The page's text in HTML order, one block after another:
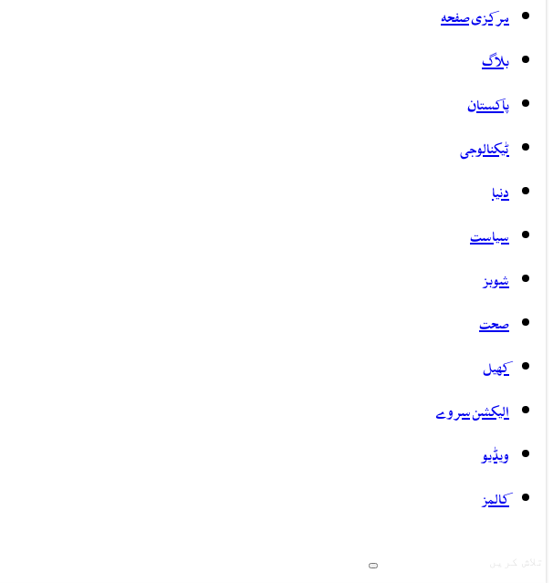
مرکزی صفحہ
بلاگ
پاکستان
ٹیکنالوجی
دنیا
سیاست
شوبز
صحت
کھیل
الیکشن سروے
ویڈیو
کالمز
Search